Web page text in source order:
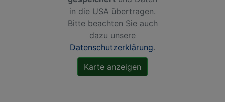
in die USA übertragen.
Bitte beachten Sie auch
dazu unsere
Datenschutzerklärung.